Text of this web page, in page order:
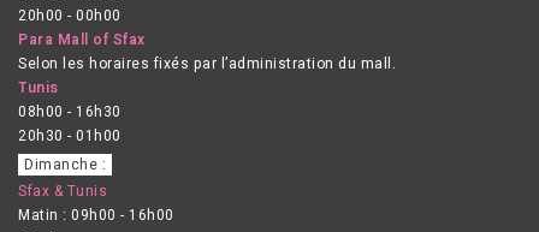
20h00 - 00h00
Para Mall of Sfax
Selon les horaires fixés par l’administration du mall.
Tunis
08h00 - 16h30
20h30 - 01h00
Dimanche :
Sfax & Tunis
Matin : 09h00 - 16h00